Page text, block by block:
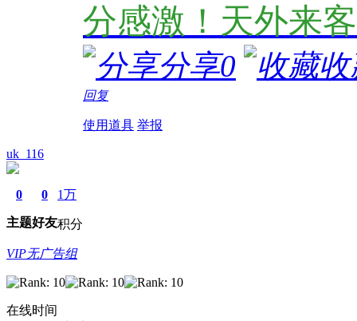
分感激！天外来
分享0 收
回复
使用道具 举报
uk_116
0
主题
0
好友
1万
积分
VIP无广告组
在线时间